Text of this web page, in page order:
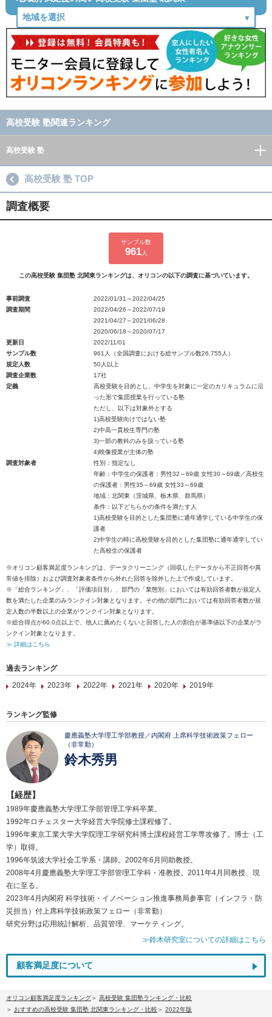
高校受験 塾関連ランキング
高校受験 塾
高校受験 塾 TOP
調査概要
サンプル数
961人
この高校受験 集団塾 北関東ランキングは、オリコンの以下の調査に基づいています。
事前調査
2022/01/31～2022/04/25
調査期間
2022/04/26～2022/07/19
2021/04/27～2021/06/28
2020/06/18～2020/07/17
更新日
2022/11/01
サンプル数
961人（全国調査における総サンプル数26,755人）
規定人数
50人以上
調査企業数
17社
定義
高校受験を目的とし、中学生を対象に一定のカリキュラムに沿
った形で集団授業を行っている塾
ただし、以下は対象外とする
1)高校受験向けではない塾
2)中高一貫校生専門の塾
3)一部の教科のみを扱っている塾
4)映像授業が主体の塾
調査対象者
性別：指定なし
年齢：中学生の保護者：男性32～69歳 女性30～69歳／高校生
の保護者：男性35～69歳 女性33～69歳
地域：北関東（茨城県、栃木県、群馬県）
条件：以下どちらかの条件を満たす人
1)高校受験を目的とした集団塾に通年通学している中学生の保
護者
2)中学生の時に高校受験を目的とした集団塾に通年通学してい
た高校生の保護者
※オリコン顧客満足度ランキングは、データクリーニング（回収したデータから不正回答や異
常値を排除）および調査対象者条件から外れた回答を除外した上で作成しています。
※「総合ランキング」、「評価項目別」、部門の「業態別」においては有効回答者数が規定人
数を満たした企業のみランクイン対象となります。その他の部門においては有効回答者数が規
定人数の半数以上の企業がランクイン対象となります。
※総合得点が60.0点以上で、他人に薦めたくないと回答した人の割合が基準値以下の企業がラ
ンクイン対象となります。
≫ 詳細はこちら
過去ランキング
2024年
2023年 2022年 2021年 2020年 2019年
ランキング監修
慶應義塾大学理工学部教授／内閣府 上席科学技術政策フェロー
（非常勤）
鈴木秀男
【経歴】
1989年慶應義塾大学理工学部管理工学科卒業。
1992年ロチェスター大学経営大学院修士課程修了。
1996年東京工業大学大学院理工学研究科博士課程経営工学専攻修了。博士（工
学）取得。
1996年筑波大学社会工学系・講師。2002年6月同助教授。
2008年4月慶應義塾大学理工学部管理工学科・准教授。2011年4月同教授、現
在に至る。
2023年4月内閣府 科学技術・イノベーション推進事務局参事官（インフラ・防
災担当）付上席科学技術政策フェロー（非常勤）
研究分野は応用統計解析、品質管理、マーケティング。
≫鈴木研究室についての詳細はこちら
顧客満足度について
オリコン顧客満足度ランキング
高校受験 集団塾ランキング・比較
おすすめの高校受験 集団塾 北関東ランキング・比較
2022年版